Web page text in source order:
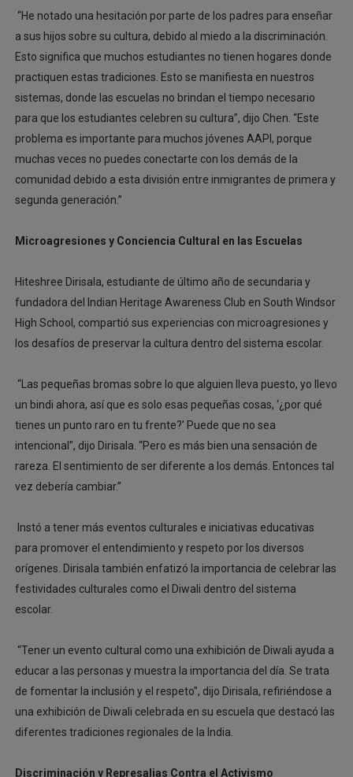
“He notado una hesitación por parte de los padres para enseñar
a sus hijos sobre su cultura, debido al miedo a la discriminación.
Esto significa que muchos estudiantes no tienen hogares donde
practiquen estas tradiciones. Esto se manifiesta en nuestros
sistemas, donde las escuelas no brindan el tiempo necesario
para que los estudiantes celebren su cultura”, dijo Chen. “Este
problema es importante para muchos jóvenes AAPI, porque
muchas veces no puedes conectarte con los demás de la
comunidad debido a esta división entre inmigrantes de primera y
segunda generación.”
Microagresiones y Conciencia Cultural en las Escuelas
Hiteshree Dirisala, estudiante de último año de secundaria y
fundadora del Indian Heritage Awareness Club en South Windsor
High School, compartió sus experiencias con microagresiones y
los desafíos de preservar la cultura dentro del sistema escolar.
“Las pequeñas bromas sobre lo que alguien lleva puesto, yo llevo
un bindi ahora, así que es solo esas pequeñas cosas, ‘¿por qué
tienes un punto raro en tu frente?’ Puede que no sea
intencional”, dijo Dirisala. “Pero es más bien una sensación de
rareza. El sentimiento de ser diferente a los demás. Entonces tal
vez debería cambiar.”
Instó a tener más eventos culturales e iniciativas educativas
para promover el entendimiento y respeto por los diversos
orígenes. Dirisala también enfatizó la importancia de celebrar las
festividades culturales como el Diwali dentro del sistema
escolar.
“Tener un evento cultural como una exhibición de Diwali ayuda a
educar a las personas y muestra la importancia del día. Se trata
de fomentar la inclusión y el respeto”, dijo Dirisala, refiriéndose a
una exhibición de Diwali celebrada en su escuela que destacó las
diferentes tradiciones regionales de la India.
Discriminación y Represalias Contra el Activismo